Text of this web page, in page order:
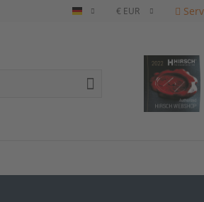
Deutsch